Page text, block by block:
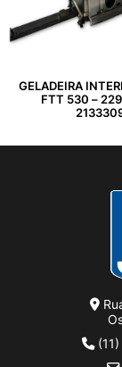
GELADEIRA
FTT 530 –